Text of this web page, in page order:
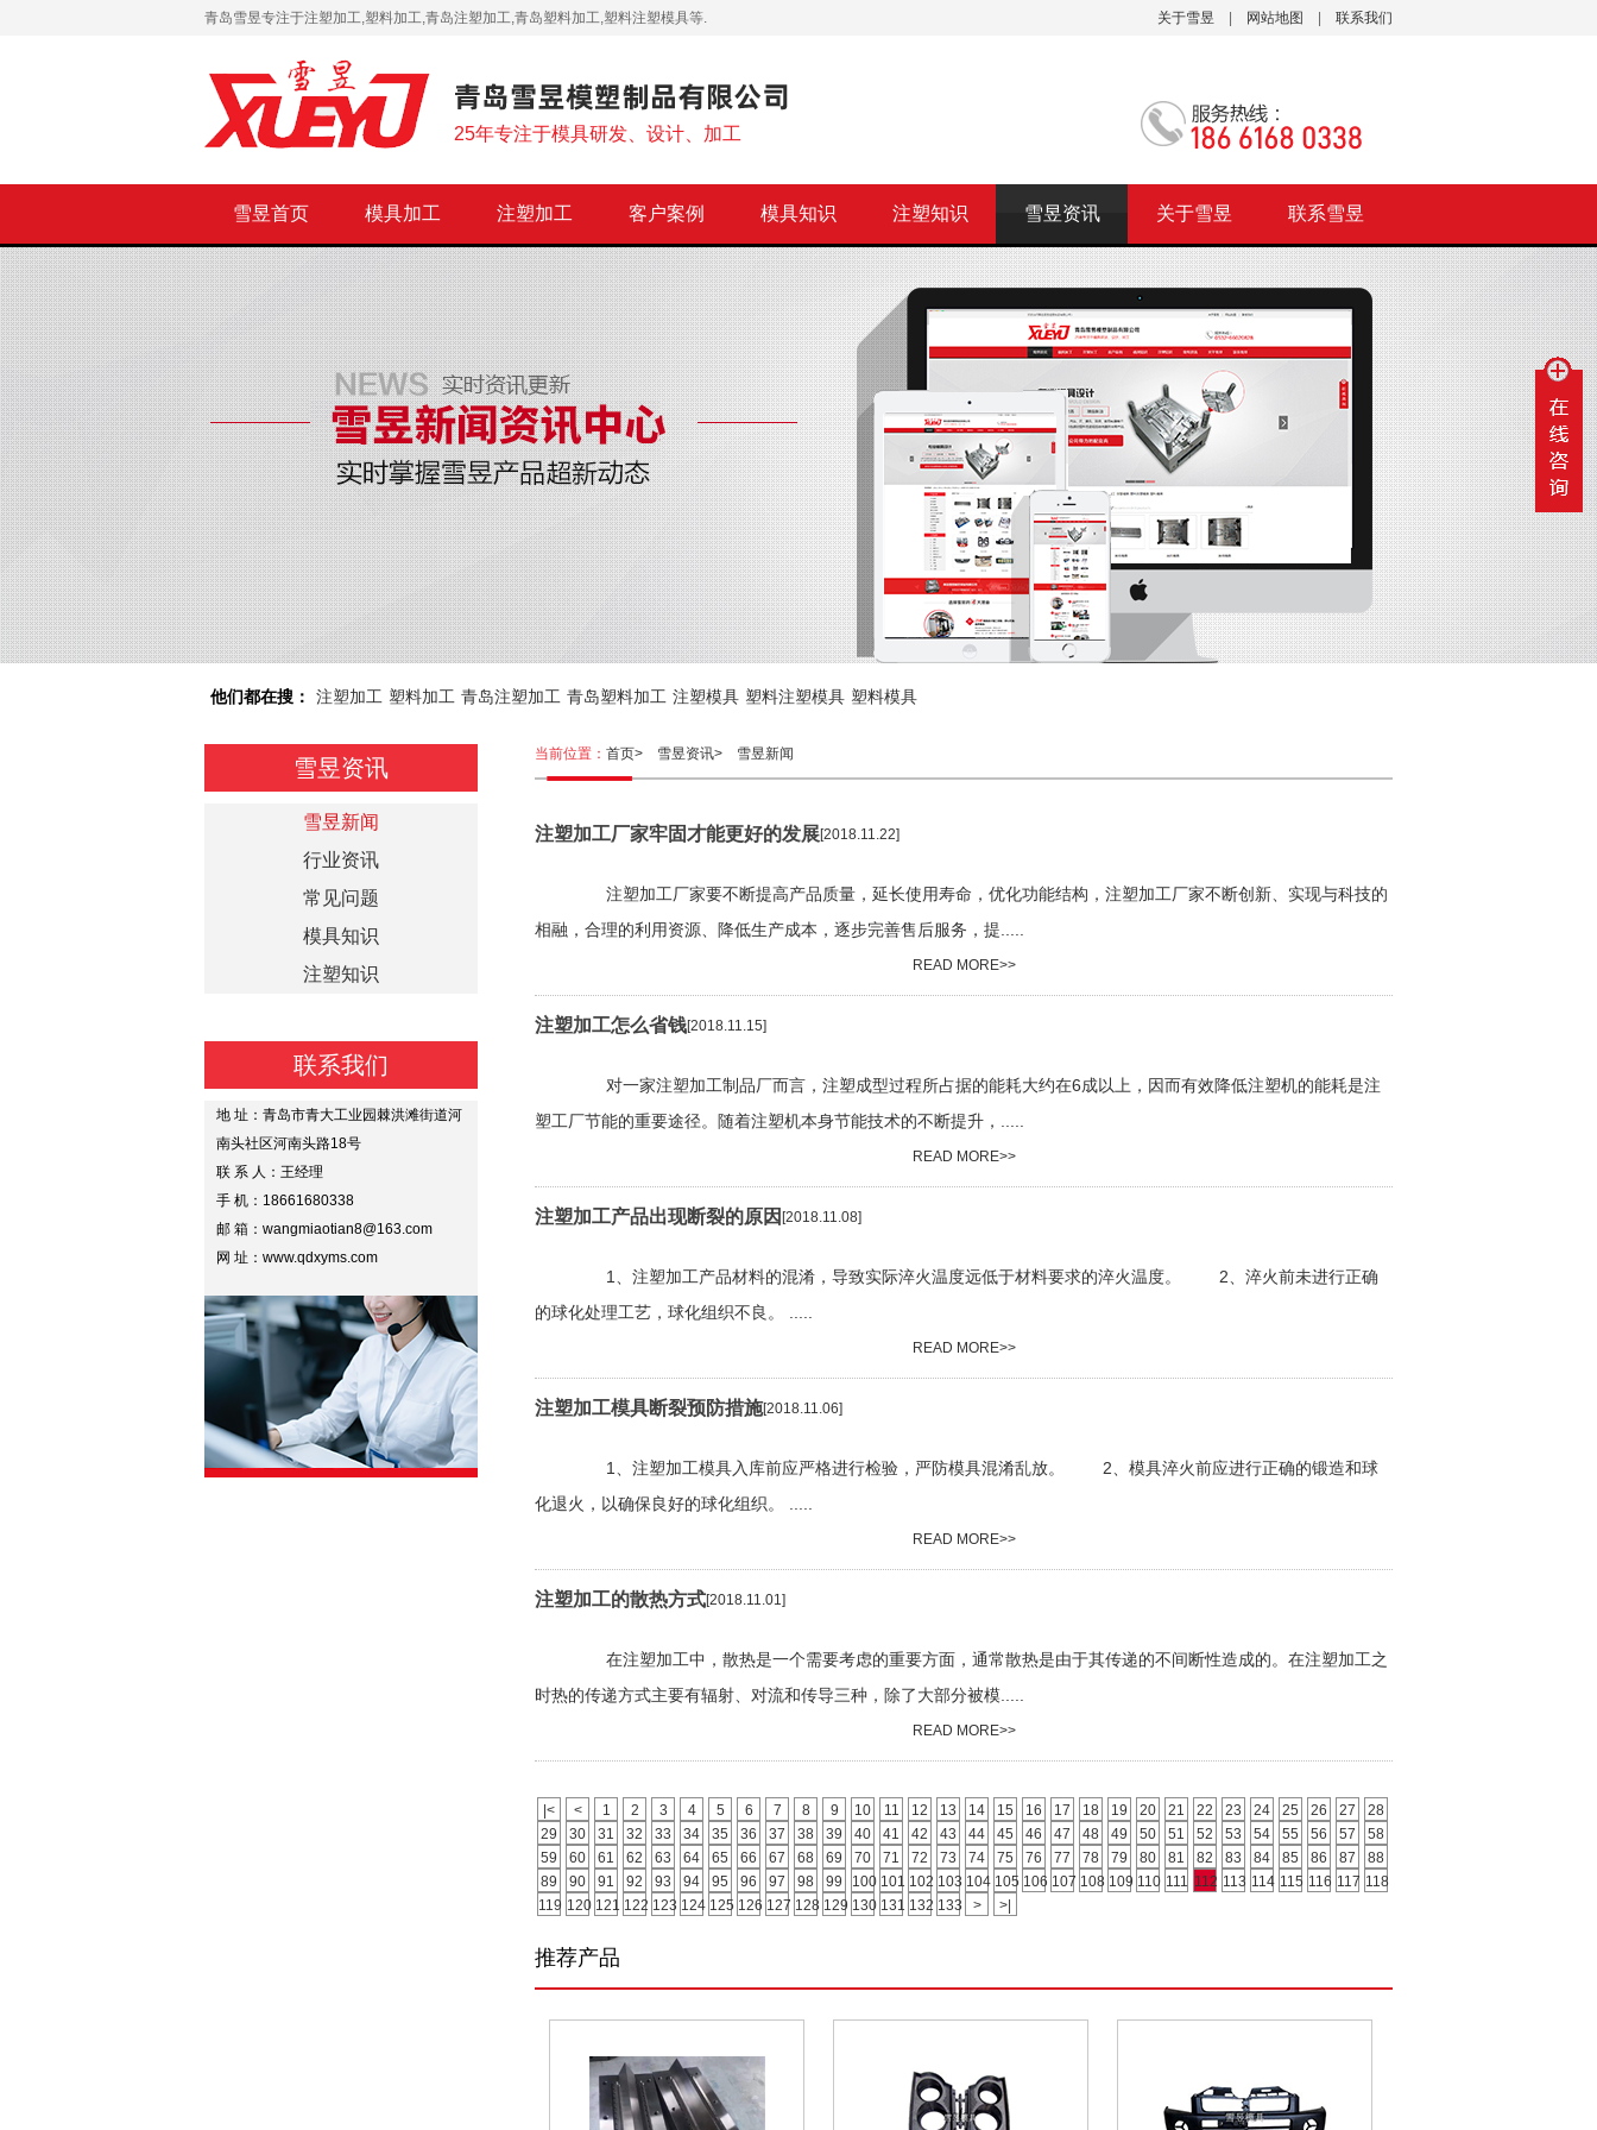
青岛雪昱专注于注塑加工,塑料加工,青岛注塑加工,青岛塑料加工,塑料注塑模具等. 关于雪昱 网站地图 联系我们
25年专注于模具研发、设计、加工
雪昱首页 模具加工 注塑加工 客户案例 模具知识 注塑知识 雪昱资讯 关于雪昱 联系雪昱
他们都在搜： 注塑加工 塑料加工 青岛注塑加工 青岛塑料加工 注塑模具 塑料注塑模具 塑料模具
雪昱资讯
雪昱新闻
行业资讯
常见问题
模具知识
注塑知识
联系我们
地 址：青岛市青大工业园棘洪滩街道河
南头社区河南头路18号
联 系 人：王经理
手 机：18661680338
邮 箱：wangmiaotian8@163.com
网 址：www.qdxyms.com
当前位置： 首页> 雪昱资讯> 雪昱新闻
注塑加工厂家牢固才能更好的发展[2018.11.22]
注塑加工厂家要不断提高产品质量，延长使用寿命，优化功能结构，注塑加工厂家不断创新、实现与科技的
相融，合理的利用资源、降低生产成本，逐步完善售后服务，提.....
READ MORE>>
注塑加工怎么省钱[2018.11.15]
对一家注塑加工制品厂而言，注塑成型过程所占据的能耗大约在6成以上，因而有效降低注塑机的能耗是注
塑工厂节能的重要途径。随着注塑机本身节能技术的不断提升，.....
READ MORE>>
注塑加工产品出现断裂的原因 [2018.11.08]
1、注塑加工产品材料的混淆，导致实际淬火温度远低于材料要求的淬火温度。 2、淬火前未进行正确
的球化处理工艺，球化组织不良。 .....
READ MORE>>
注塑加工模具断裂预防措施[2018.11.06]
1、注塑加工模具入库前应严格进行检验，严防模具混淆乱放。 2、模具淬火前应进行正确的锻造和球
化退火，以确保良好的球化组织。 .....
READ MORE>>
注塑加工的散热方式[2018.11.01]
在注塑加工中，散热是一个需要考虑的重要方面，通常散热是由于其传递的不间断性造成的。在注塑加工之
时热的传递方式主要有辐射、对流和传导三种，除了大部分被模.....
READ MORE>>
|< < 1 2 3 4 5 6 7 8 9 10 11 12 13 14 15 16 17 18 19 20 21 22 23 24 25 26 27
28
29
30 31 32 33 34 35 36 37 38 39 40 41 42 43 44 45 46 47 48 49 50 51 52 53 54 55 56 57
58
59
60 61 62 63 64 65 66 67 68 69 70 71 72 73 74 75 76 77 78 79 80 81 82 83 84 85 86 87
88
89
90 91 92 93 94 95 96 97 98 99 100 101 102 103 104 105 106 107 108 109 110 111 112 113 114 115 116 117 118
119 120 121 122 123 124 125 126 127 128 129 130 131 132 133 > >|
推荐产品